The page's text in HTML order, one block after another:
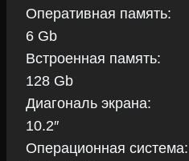
Оперативная память:
6 Gb
Встроенная память:
128 Gb
Диагональ экрана:
10.2″
Операционная система: